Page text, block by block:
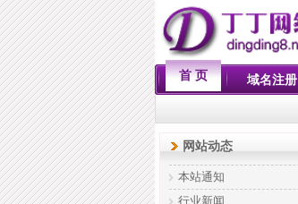
首 页 域名注册
网站动态
本站通知
行业新闻